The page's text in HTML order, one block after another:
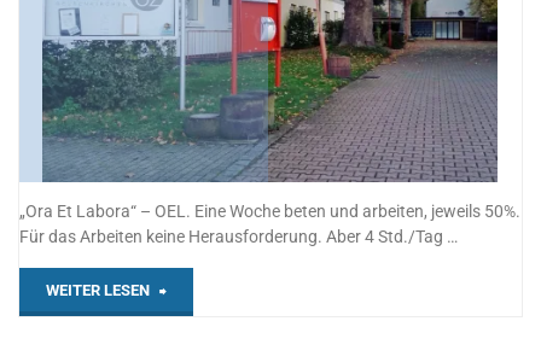
„Ora Et Labora“ – OEL. Eine Woche beten und arbeiten, jeweils 50%.
Für das Arbeiten keine Herausforderung. Aber 4 Std./Tag …
WEITER LESEN "OEL-